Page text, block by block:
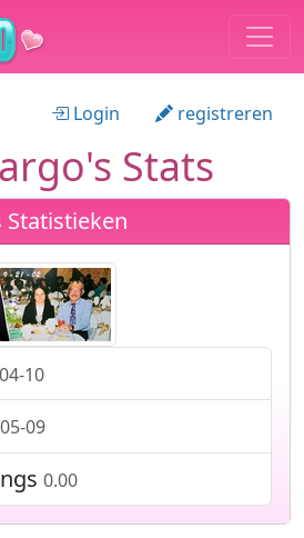
Login registreren
Stats
10
09
0.00